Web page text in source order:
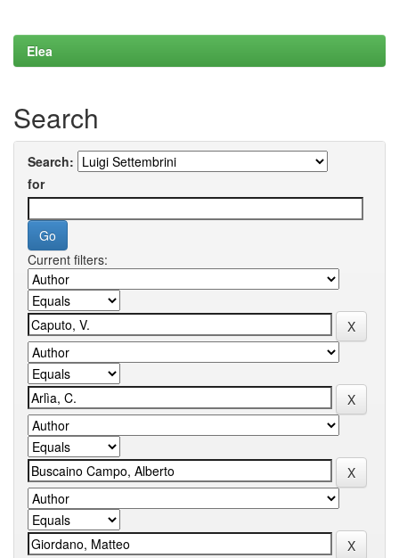
Elea
Search
Search:
for
Current filters: